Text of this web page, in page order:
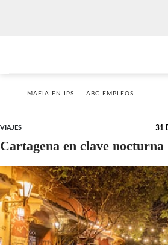
MAFIA EN IPS ABC EMPLEOS
VIAJES 31
Cartagena en clave nocturna